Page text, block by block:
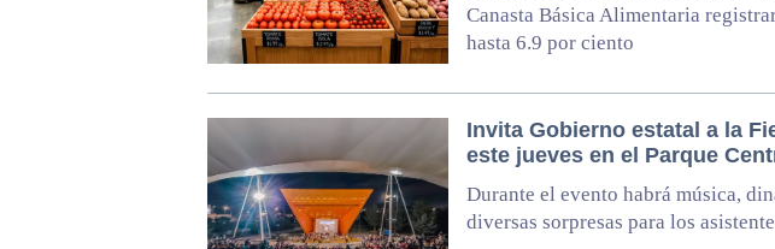
Canasta Básica Alimentaria
hasta 6.9 por ciento
Invita Gobierno estatal a la
este jueves en el Parque
Durante el evento habrá música,
diversas sorpresas para los